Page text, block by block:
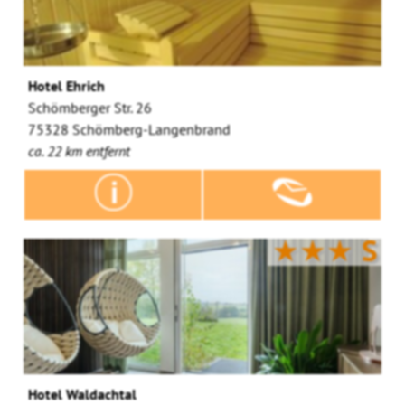
Hotel Ehrich
Schömberger Str. 26
75328 Schömberg-Langenbrand
ca. 22 km entfernt
★★★S
Hotel Waldachtal